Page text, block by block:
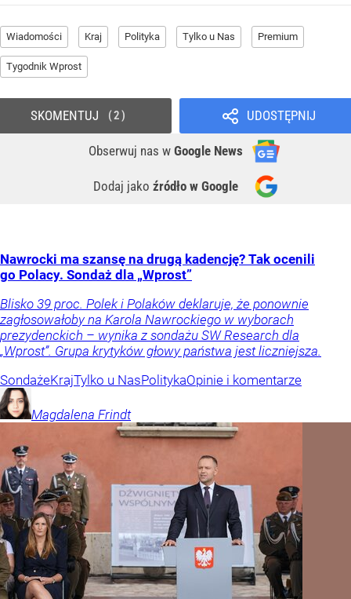
Wiadomości Kraj Polityka Tylko u Nas Premium
Tygodnik Wprost
UDOSTĘPNIJ
Obserwuj nas w Google News
Dodaj jako źródło w Google
SKOMENTUJ 2
Nawrocki ma szansę na drugą kadencję? Tak ocenili
go Polacy. Sondaż dla „Wprost”
Blisko 39 proc. Polek i Polaków deklaruje, że ponownie
zagłosowałoby na Karola Nawrockiego w wyborach
prezydenckich – wynika z sondażu SW Research dla
„Wprost”. Grupa krytyków głowy państwa jest liczniejsza.
SondażeKrajTylko u NasPolitykaOpinie i komentarze
Magdalena Frindt